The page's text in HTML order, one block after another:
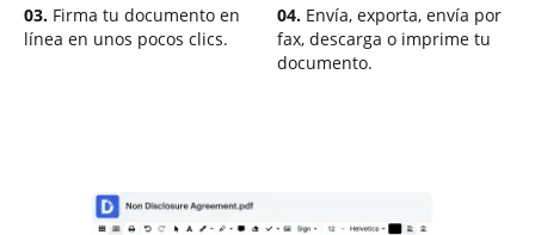
03. Firma tu documento en
línea en unos pocos clics.
04. Envía, exporta, envía por
fax, descarga o imprime tu
documento.